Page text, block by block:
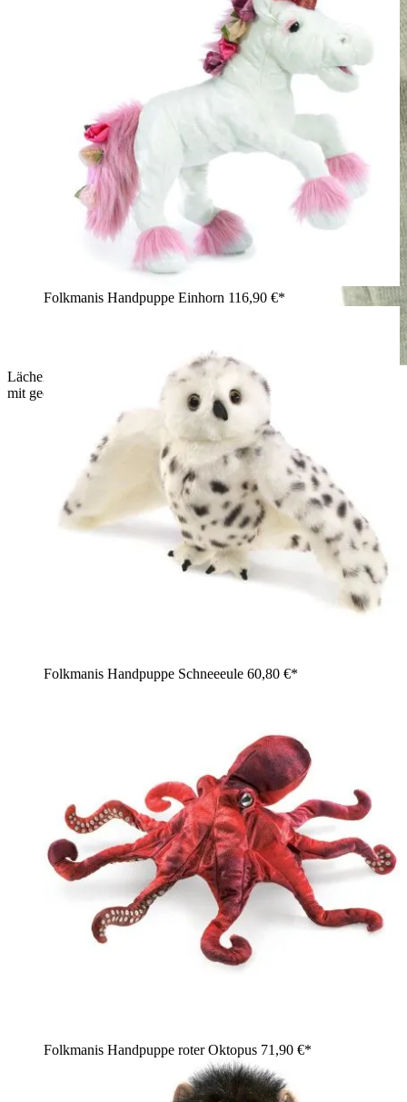
Lächelnder Junge hält die Folkmanis Handpuppe Nilpferdbaby
mit geöffnetem Maul in dunkelbraunem Plüsch im Arm.
Folkmanis Handpuppe Einhorn 116,90 €*
Folkmanis Handpuppe Schneeeule 60,80 €*
Folkmanis Handpuppe roter Oktopus 71,90 €*